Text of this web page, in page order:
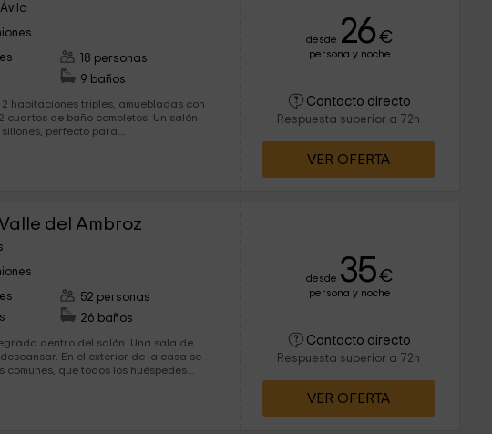
18 personas
9 baños
perfecto para...
desde 26 €
persona y noche
Contacto directo
Respuesta superior a 72h
VER OFERTA
del Ambroz
52 personas
26 baños
dentro del salón. Una sala de
de la casa se
comunes, que todos los huéspedes
desde 35€
persona y noche
Contacto directo
Respuesta superior a 72h
VER OFERTA